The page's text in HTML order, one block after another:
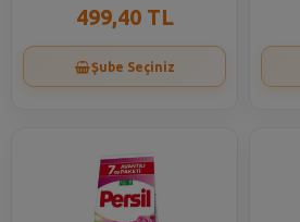
499,40 TL
Şube Seçiniz